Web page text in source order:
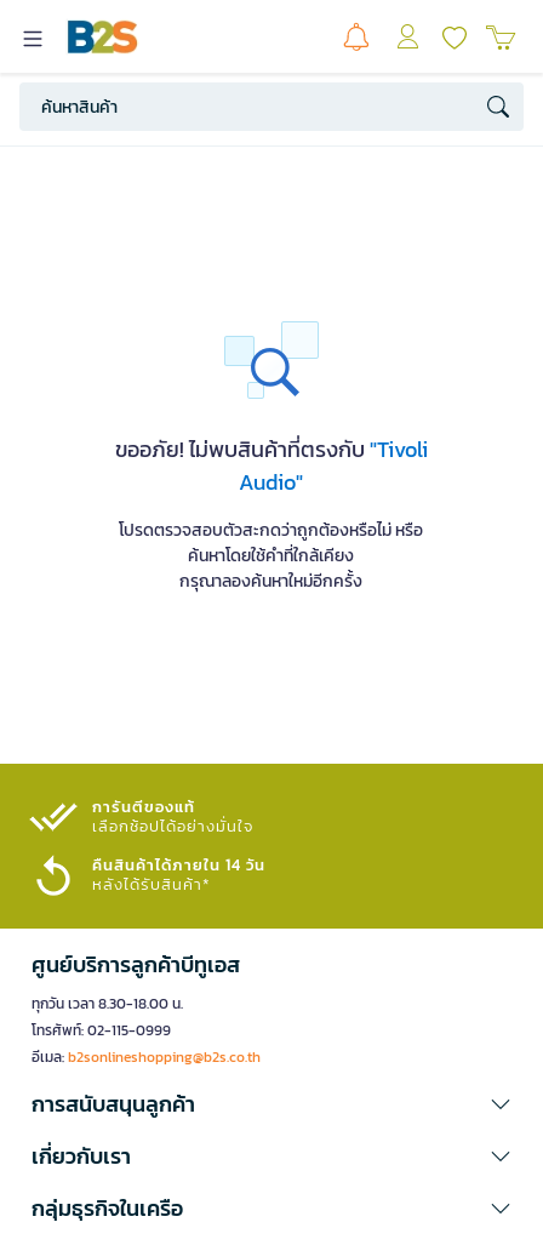
ขออภัย! ไม่พบสินค้าที่ตรงกับ"Tivoli
Audio"
โปรดตรวจสอบตัวสะกดว่าถูกต้องหรือไม่ หรือ
ค้นหาโดยใช้คำที่ใกล้เคียง
กรุณาลองค้นหาใหม่อีกครั้ง
การันตีของแท้
เลือกช้อปได้อย่างมั่นใจ​
คืนสินค้าได้ภายใน 14 วัน
หลังได้รับสินค้า*
ศูนย์บริการลูกค้าบีทูเอส
ทุกวัน เวลา 8.30-18.00 น.
โทรศัพท์: 02-115-0999
อีเมล:b2sonlineshopping@b2s.co.th
การสนับสนุนลูกค้า
เกี่ยวกับเรา
กลุ่มธุรกิจในเครือ